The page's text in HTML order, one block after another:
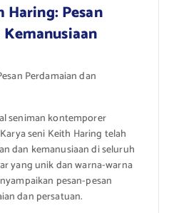
Haring: Pesan
Perdamaian dan
seniman kontemporer
seni Keith Haring telah
dan kemanusiaan di seluruh
yang unik dan warna-warna
pesan-pesan
dan persatuan.